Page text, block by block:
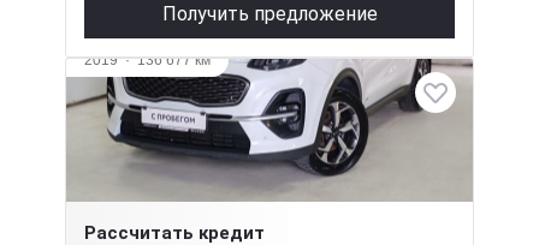
Получить предложение
2019·136 677 км
Kia Sportage
2 л (150 л.с.), АКПП, бензин, полный
2 230 000 ₽
Рассчитать кредит